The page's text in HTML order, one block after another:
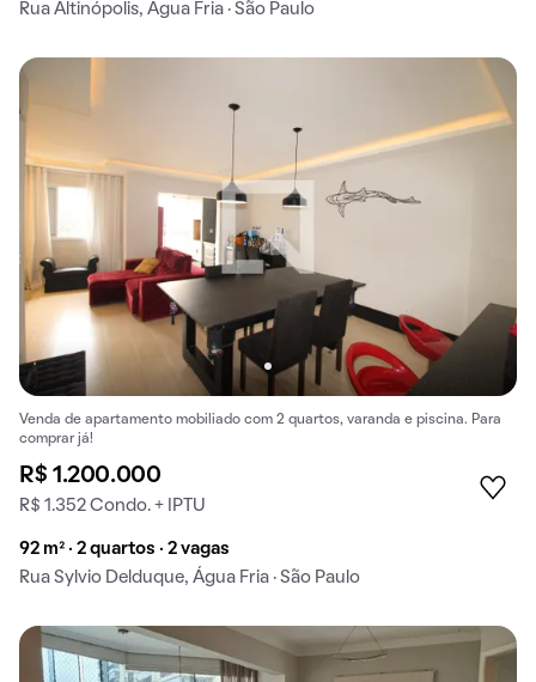
Rua Altinópolis, Água Fria · São Paulo
Venda de apartamento mobiliado com 2 quartos, varanda e piscina. Para
comprar já!
R$ 1.200.000
R$ 1.352 Condo. + IPTU
92 m² · 2 quartos · 2 vagas
Rua Sylvio Delduque, Água Fria · São Paulo